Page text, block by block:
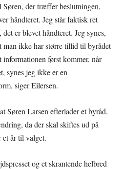
der træffer beslutningen,
håndteret. Jeg står faktisk ret
er blevet håndteret. Jeg synes,
man ikke har større tillid til byrådet
først kommer, når
synes jeg ikke er en
siger Eilersen.
Søren Larsen efterlader et byråd,
da der skal skiftes ud på
et år til valget.
og et skrantende helbred